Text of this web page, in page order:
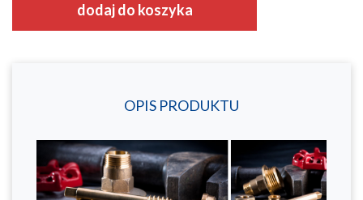
dodaj do koszyka
OPIS PRODUKTU